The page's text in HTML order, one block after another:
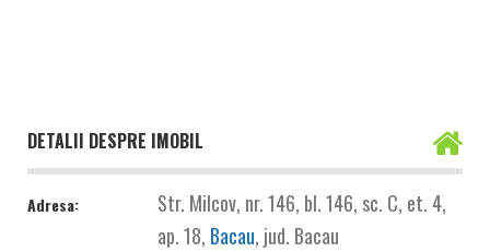
DETALII DESPRE IMOBIL
Adresa:
Str. Milcov, nr. 146, bl. 146, sc. C, et. 4,
ap. 18, Bacau, jud. Bacau